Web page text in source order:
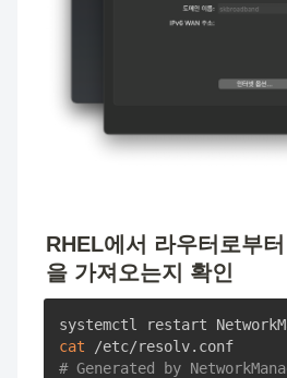
RHEL에서 라우터로부
을 가져오는지 확인
cat
/etc/resolv.conf
# Generated by